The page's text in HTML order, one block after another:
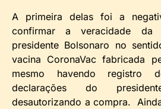
A primeira delas foi a
confirmar a veracidade da
presidente Bolsonaro no
vacina CoronaVac fabricada
mesmo havendo
declarações do
desautorizando a compra.